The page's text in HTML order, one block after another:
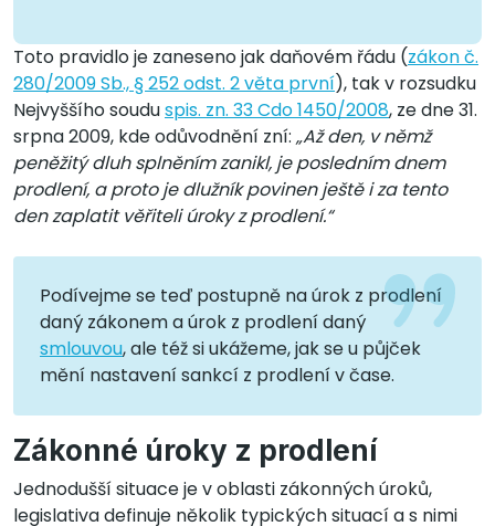
Toto pravidlo je zaneseno jak daňovém řádu (zákon č.
280/2009 Sb., § 252 odst. 2 věta první), tak v rozsudku
Nejvyššího souduspis. zn. 33 Cdo 1450/2008, ze dne 31.
srpna 2009, kde odůvodnění zní: „Až den, v němž
peněžitý dluh splněním zanikl, je posledním dnem
prodlení, a proto je dlužník povinen ještě i za tento
den zaplatit věřiteli úroky z prodlení.“
Podívejme se teď postupně na úrok z prodlení
daný zákonem a úrok z prodlení daný
smlouvou, ale též si ukážeme, jak se u půjček
mění nastavení sankcí z prodlení v čase.
Zákonné úroky z prodlení
Jednodušší situace je v oblasti zákonných úroků,
legislativa definuje několik typických situací a s nimi